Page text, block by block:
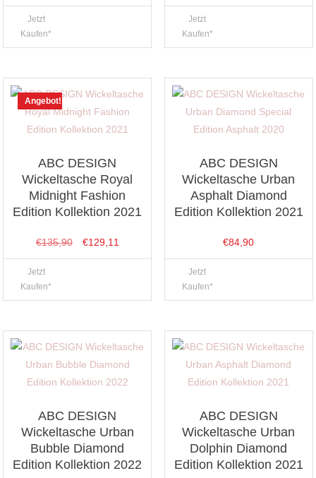
Jetzt
Kaufen*
Preis
Preis
Jetzt
Kaufen*
Angebot!
ABC DESIGN
Wickeltasche Royal
Midnight Fashion
Edition Kollektion 2021
€135,90
Ursprünglicher
Preis
€129,11
Preis
Jetzt
Kaufen*
ABC DESIGN
Wickeltasche Urban
Asphalt Diamond
Edition Kollektion 2021
€84,90
Jetzt
Kaufen*
ABC DESIGN
Wickeltasche Urban
Bubble Diamond
Edition Kollektion 2022
ABC DESIGN
Wickeltasche Urban
Dolphin Diamond
Edition Kollektion 2021